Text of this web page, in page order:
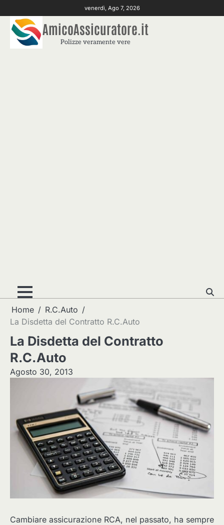
to
content
venerdì, Ago 7, 2026
AmicoAssicuratore.it
Polizze veramente vere
Home
R.C.Auto
La Disdetta del Contratto R.C.Auto
La Disdetta del Contratto
R.C.Auto
Agosto 30, 2013
Cambiare assicurazione RCA, nel passato, ha sempre